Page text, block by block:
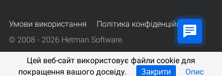
Цей веб-сайт використовує файли cookie для
покращення вашого досвіду.
Закрити Опис
Умови використання
Політика конфіденційності
© 2008 - 2026 Hetman Software.
Усі права захищені.